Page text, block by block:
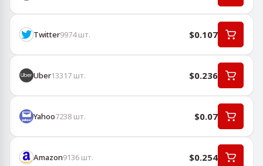
Twitter9974шт. $0.107
Uber13317 шт. $0.236
Yahoo7238 шт. $0.07
Amazon9136 шт. $0.254